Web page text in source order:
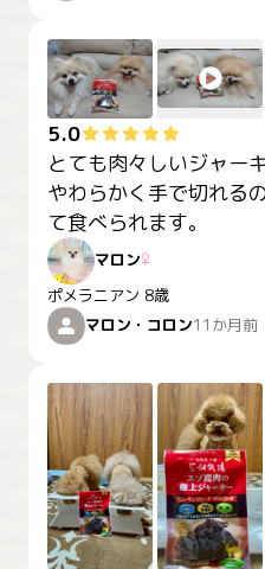
5.0
とても肉々しいジャー
やわらかく手で切れる
て食べられます。
マロン♀
ポメラニアン 8歳
マロン・コロン11か月前